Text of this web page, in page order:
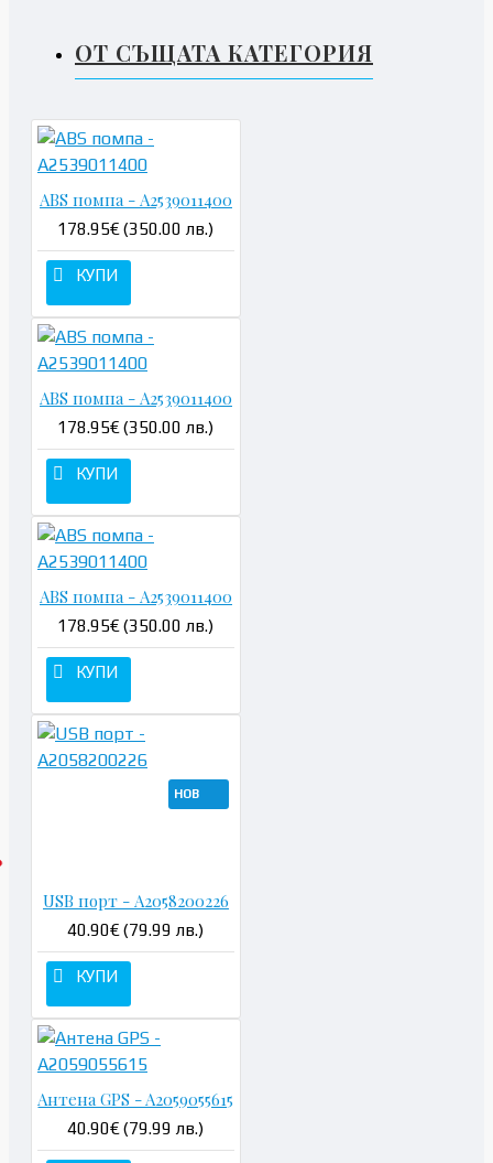
ОТ СЪЩАТА КАТЕГОРИЯ
ABS помпа - A2539011400
178.95€ (350.00 лв.)
КУПИ
ABS помпа - A2539011400
178.95€ (350.00 лв.)
КУПИ
ABS помпа - A2539011400
178.95€ (350.00 лв.)
КУПИ
НОВ
USB порт - A2058200226
40.90€ (79.99 лв.)
КУПИ
Антена GPS - A2059055615
40.90€ (79.99 лв.)